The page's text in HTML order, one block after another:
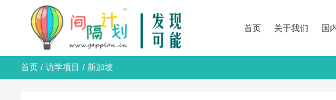
首页 关于我们 国
首页/ 访学项目 / 新加坡